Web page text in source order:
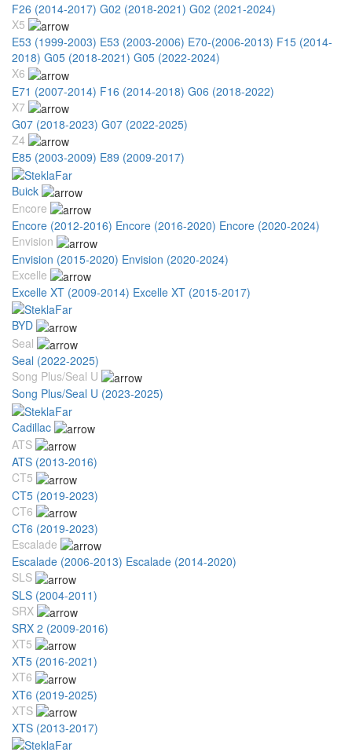
F26 (2014-2017) G02 (2018-2021) G02 (2021-2024)
X5
E53 (1999-2003) E53 (2003-2006) E70-(2006-2013) F15 (2014-
2018) G05 (2018-2021) G05 (2022-2024)
X6
E71 (2007-2014) F16 (2014-2018) G06 (2018-2022)
X7
G07 (2018-2023) G07 (2022-2025)
Z4
E85 (2003-2009) E89 (2009-2017)
Buick
Encore
Encore (2012-2016) Encore (2016-2020) Encore (2020-2024)
Envision
Envision (2015-2020) Envision (2020-2024)
Excelle
Excelle XT (2009-2014) Excelle XT (2015-2017)
BYD
Seal
Seal (2022-2025)
Song Plus/Seal U
Song Plus/Seal U (2023-2025)
Cadillac
ATS
ATS (2013-2016)
CT5
CT5 (2019-2023)
CT6
CT6 (2019-2023)
Escalade
Escalade (2006-2013) Escalade (2014-2020)
SLS
SLS (2004-2011)
SRX
SRX 2 (2009-2016)
XT5
XT5 (2016-2021)
XT6
XT6 (2019-2025)
XTS
XTS (2013-2017)